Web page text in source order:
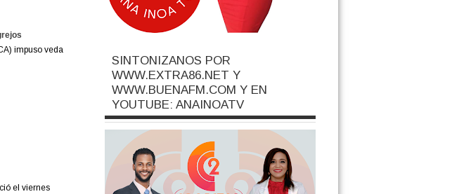
impuso veda
el viernes
SINTONIZANOS POR
WWW.EXTRA86.NET Y
WWW.BUENAFM.COM Y EN
YOUTUBE: ANAINOATV